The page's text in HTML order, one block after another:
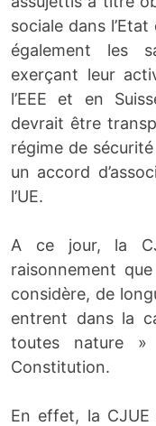
sociale dans
également les
exerçant leur
l’EEE et en
devrait être
régime de
un accord
l’UE.
A ce jour, la
raisonnement
considère, de
entrent dans la
toutes nature
Constitution.
En effet, la CJUE